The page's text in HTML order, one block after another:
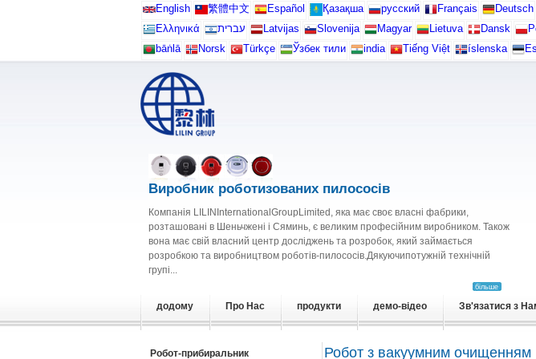
English 繁體中文 Español Қазақша русский Français Deutsch
Ελληνικά
עברית Latvijas Slovenija Magyar Lietuva Dansk
bāṅlā
Norsk Türkçe Ўзбек тили india Tiếng Việt íslenska
Виробник роботизованих пилососів
Компанія LILINInternationalGroupLimited, яка має своє власні фабрики,
розташовані в Шеньчжені і Сяминь, є великим професійним виробником. Також
вона має свій власний центр досліджень та розробок, який займається
розробкою та виробництвом роботів-пилососів.Дякуючипотужній технічній
групі...
більше
додому Про Нас продукти демо-відео Зв'язатися з
Робот-прибиральник Робот з вакуумним очищенням